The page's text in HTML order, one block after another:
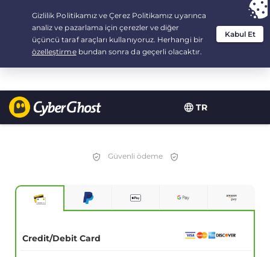
TR
Your choice:The Best Dealfor 2.1666666666667-years at $
/month
Güvenli ödeme
Credit/Debit Card